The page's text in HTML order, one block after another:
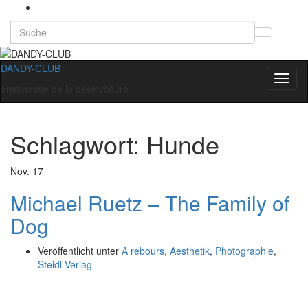
Search
for:
DANDY-CLUB
Schlagwort: Hunde
Nov. 17
Michael Ruetz – The Family of
Dog
Veröffentlicht unter A rebours, Aesthetik, Photographie,
Steidl Verlag